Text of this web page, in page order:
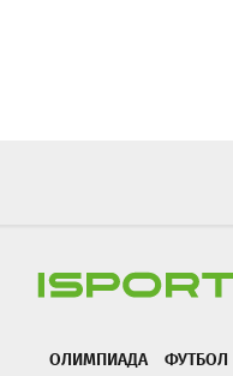
ОЛИМПИАДА ФУТБОЛ